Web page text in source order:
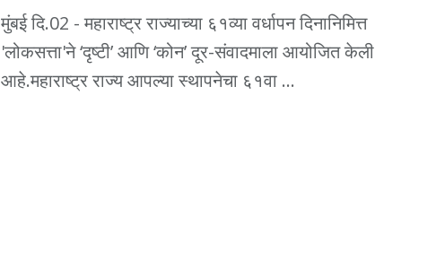
मुंबई दि.02 - महाराष्ट्र राज्याच्या ६१व्या वर्धापन दिनानिमित्त
'लोकसत्ता'ने ‘दृष्टी’ आणि ‘कोन’ दूर-संवादमाला आयोजित केली
आहे.महाराष्ट्र राज्य आपल्या स्थापनेचा ६१वा ...